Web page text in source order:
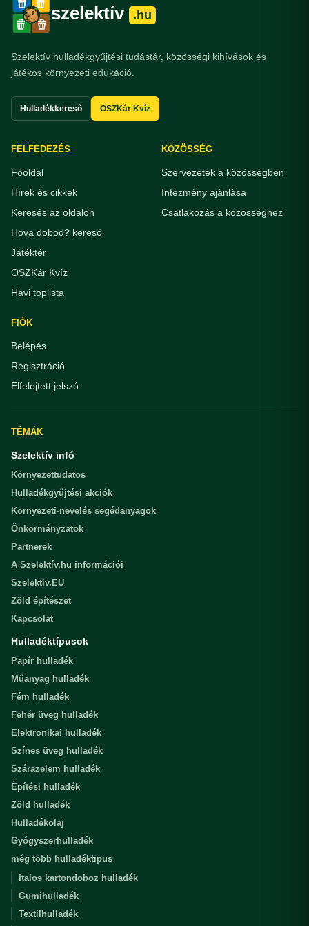
szelektív .hu
Szelektív hulladékgyűjtési tudástár, közösségi kihívások és
játékos környezeti edukáció.
Hulladékkereső OSZKár Kvíz
FELFEDEZÉS
Főoldal
Hírek és cikkek
Keresés az oldalon
Hova dobod? kereső
Játéktér
OSZKár Kvíz
Havi toplista
KÖZÖSSÉG
Szervezetek a közösségben
Intézmény ajánlása
Csatlakozás a közösséghez
FIÓK
Belépés
Regisztráció
Elfelejtett jelszó
TÉMÁK
Szelektív infó
Környezettudatos
Hulladékgyűjtési akciók
Környezeti-nevelés segédanyagok
Önkormányzatok
Partnerek
A Szelektív.hu információi
Szelektiv.EU
Zöld építészet
Kapcsolat
Hulladéktípusok
Papír hulladék
Műanyag hulladék
Fém hulladék
Fehér üveg hulladék
Elektronikai hulladék
Színes üveg hulladék
Szárazelem hulladék
Építési hulladék
Zöld hulladék
Hulladékolaj
Gyógyszerhulladék
még több hulladéktipus
Italos kartondoboz hulladék
Gumihulladék
Textilhulladék